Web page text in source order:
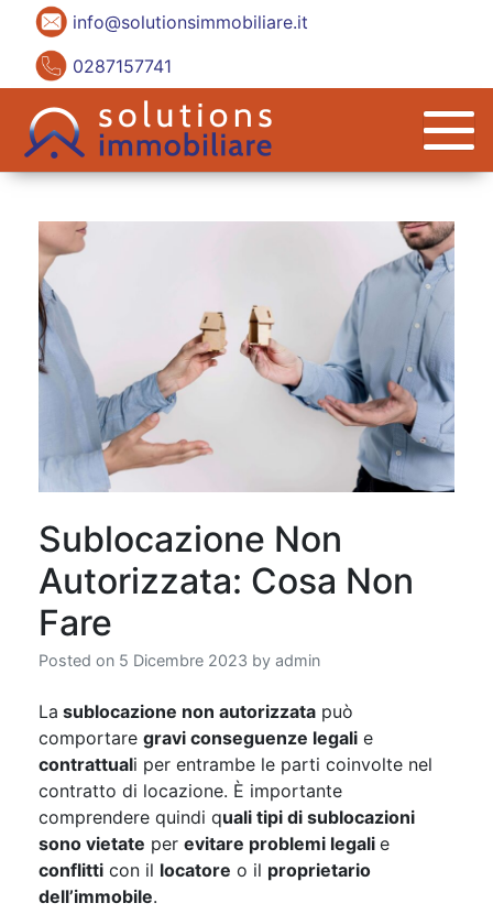
info@solutionsimmobiliare.it
0287157741
Sublocazione Non
Autorizzata: Cosa Non
Fare
Posted on 5 Dicembre 2023 by admin
La sublocazione non autorizzata può
comportare gravi conseguenze legali e
contrattuali per entrambe le parti coinvolte nel
contratto di locazione. È importante
comprendere quindi quali tipi di sublocazioni
sono vietate per evitare problemi legali e
conflitti con il locatore o il proprietario
dell’immobile.